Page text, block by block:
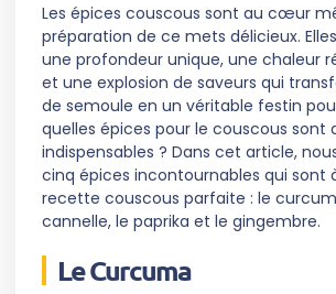
Les épices couscous sont au cœur
préparation de ce mets délicieux.
une profondeur unique, une chaleur
et une explosion de saveurs qui
de semoule en un véritable festin
quelles épices pour le couscous sont
indispensables ? Dans cet article,
cinq épices incontournables qui sont
recette couscous parfaite : le
cannelle, le paprika et le gingembre.
Le Curcuma